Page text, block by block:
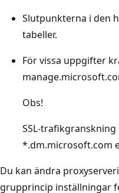
Slutpunkterna i den
tabeller.
För vissa uppgifter
Obs!
SSL-
*.dm.microsoft.com
Du kan ändra
grupprincip inställningar